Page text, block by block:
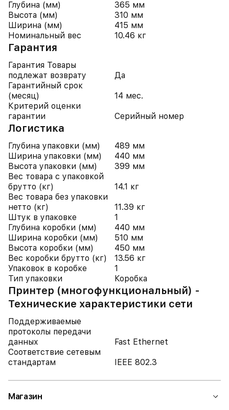
Глубина (мм)
365 мм
Высота (мм)
310 мм
Ширина (мм)
415 мм
Номинальный вес
10.46 кг
Гарантия
Гарантия Товары
подлежат возврату
Да
Гарантийный срок
(месяц)
14 мес.
Критерий оценки
гарантии
Серийный номер
Логистика
Глубина упаковки (мм)
489 мм
Ширина упаковки (мм)
440 мм
Высота упаковки (мм)
399 мм
Вес товара с упаковкой
брутто (кг)
14.1 кг
Вес товара без упаковки
нетто (кг)
11.39 кг
Штук в упаковке
1
Глубина коробки (мм)
440 мм
Ширина коробки (мм)
510 мм
Высота коробки (мм)
450 мм
Вес коробки брутто (кг)
13.56 кг
Упаковок в коробке
1
Тип упаковки
Коробка
Принтер (многофункциональный) -
Технические характеристики сети
Поддерживаемые
протоколы передачи
данных
Fast Ethernet
Соответствие сетевым
стандартам
IEEE 802.3
Магазин